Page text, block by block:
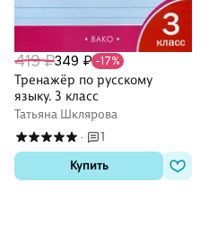
419 ₽349 ₽ -17%
Тренажёр по русскому
языку. 3 класс
Татьяна Шклярова
·
1
Купить